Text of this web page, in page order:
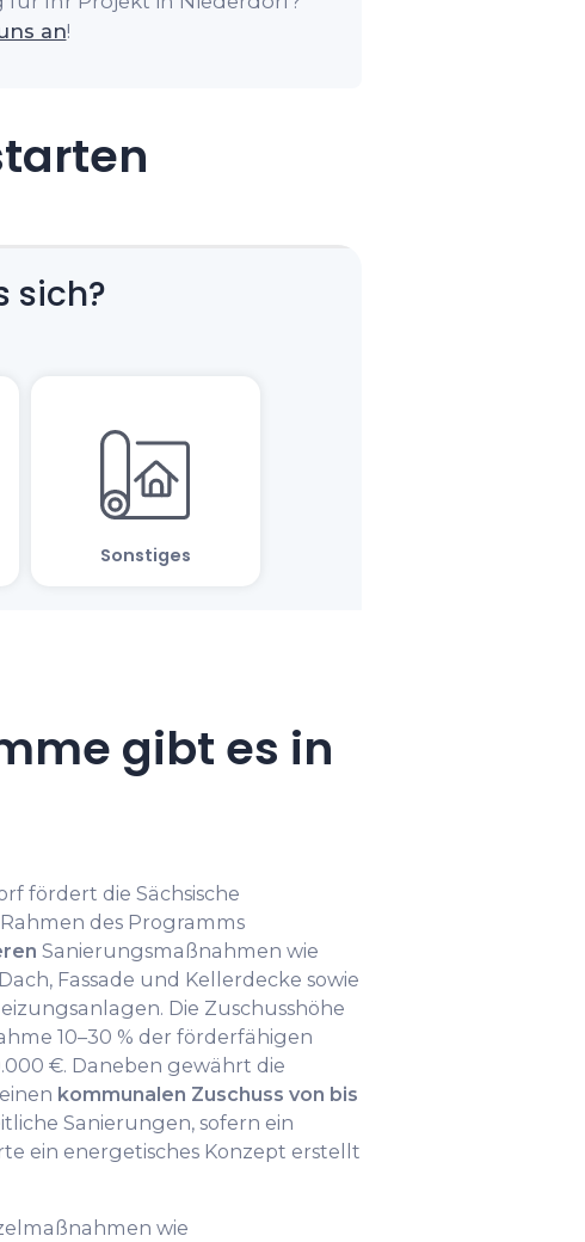
an!
gibt es in
fördert die Sächsische
des Programms
Sanierungsmaßnahmen wie
Fassade und Kellerdecke sowie
Die Zuschusshöhe
10–30 % der förderfähigen
€. Daneben gewährt die
kommunalen Zuschuss von bis
Sanierungen, sofern ein
ein energetisches Konzept erstellt
wie